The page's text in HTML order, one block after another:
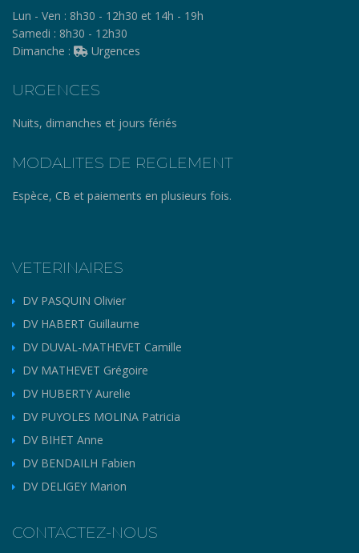
Lun - Ven : 8h30 - 12h30 et 14h - 19h
Samedi : 8h30 - 12h30
Dimanche :
Urgences
URGENCES
Nuits, dimanches et jours fériés
MODALITES DE REGLEMENT
Espèce, CB et paiements en plusieurs fois.
VETERINAIRES
DV PASQUIN Olivier
DV HABERT Guillaume
DV DUVAL-MATHEVET Camille
DV MATHEVET Grégoire
DV HUBERTY Aurelie
DV PUYOLES MOLINA Patricia
DV BIHET Anne
DV BENDAILH Fabien
DV DELIGEY Marion
CONTACTEZ-NOUS